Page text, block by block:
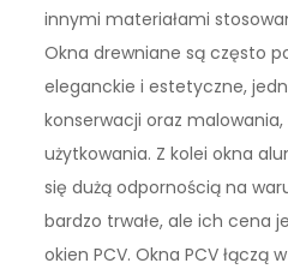
innymi materiałami
Okna drewniane są często
eleganckie i estetyczne,
konserwacji oraz
użytkowania. Z kolei okna
się dużą odpornością na
bardzo trwałe, ale ich cena
okien PCV. Okna PCV łączą